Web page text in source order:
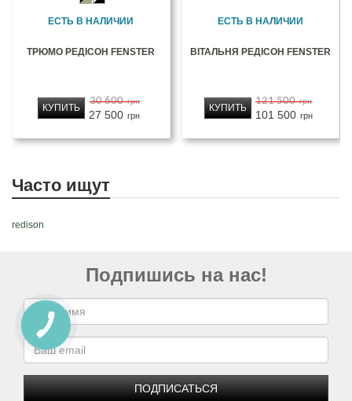
ЕСТЬ В НАЛИЧИИ
ТРЮМО РЕДІСОН FENSTER
30 600 грн
27 500 грн
КУПИТЬ
ЕСТЬ В НАЛИЧИИ
ВІТАЛЬНЯ РЕДІСОН FENSTER
121 500 грн
101 500 грн
КУПИТЬ
Часто ищут
redison
Подпишись на нас!
ПОДПИСАТЬСЯ